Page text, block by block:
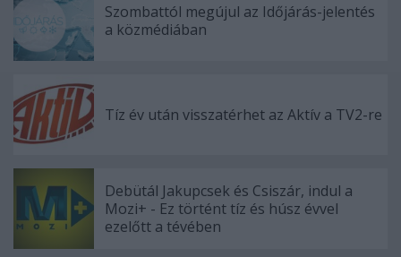
Szombattól megújul az Időjárás-jelentés
a közmédiában
Tíz év után visszatérhet az Aktív a TV2-re
Debütál Jakupcsek és Csiszár, indul a
Mozi+ - Ez történt tíz és húsz évvel
ezelőtt a tévében